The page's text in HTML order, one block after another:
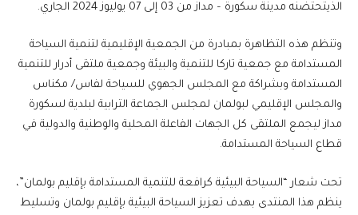
الذيتحتضنه مدينة سكورة – مداز من 03 إلى 07 يوليوز 2024 الجاري.
وتنظم هذه التظاهرة بمبادرة من الجمعية الإقليمية لتنمية السياحة
المستدامة مع جمعية تاركا للتنمية والبيئة وجمعية ملتقى أدرار للتنمية
المستدامة وبشراكة مع المجلس الجهوي للسياحة لفاس/ مكناس
والمجلس الإقليمي لبولمان لمجلس الجماعة الترابية لبلدية لسكورة
مداز ليجمع الملتقى كل الجهات الفاعلة المحلية والوطنية والدولية في
قطاع السياحة المستدامة.
تحت شعار “السياحة البيئية كرافعة للتنمية المستدامة بإقليم بولمان”،
ينظم هذا المنتدى بهدف تعزيز السياحة البيئية بإقليم بولمان وتسليط